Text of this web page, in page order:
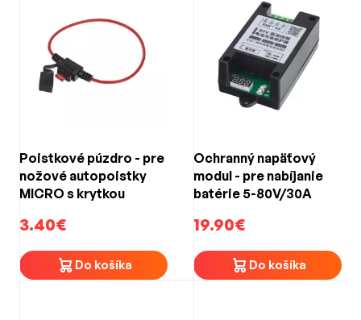
Poistkové púzdro - pre
nožové autopoistky
MICRO s krytkou
3.40€
Do košíka
Ochranný napäťový
modul - pre nabíjanie
batérie 5-80V/30A
19.90€
Do košíka